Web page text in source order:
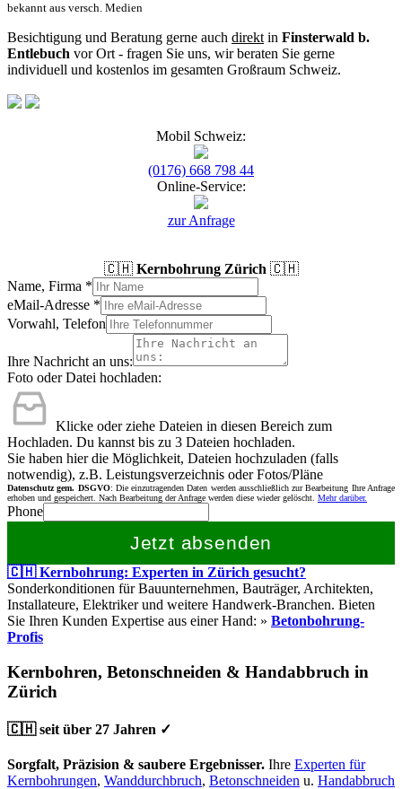
bekannt aus versch. Medien
Besichtigung und Beratung gerne auch direkt in Finsterwald b.
Entlebuch vor Ort - fragen Sie uns, wir beraten Sie gerne
individuell und kostenlos im gesamten Großraum Schweiz.
Mobil Schweiz:
(0176) 668 798 44
Online-Service:
zur Anfrage
🇨🇭 Kernbohrung Zürich 🇨🇭
Name, Firma *
eMail-Adresse *
Vorwahl, Telefon
Ihre Nachricht an uns:
Foto oder Datei hochladen:
Klicke oder ziehe Dateien in diesen Bereich zum
Hochladen. Du kannst bis zu 3 Dateien hochladen.
Sie haben hier die Möglichkeit, Dateien hochzuladen (falls
notwendig), z.B. Leistungsverzeichnis oder Fotos/Pläne
Datenschutz gem. DSGVO: Die einzutragenden Daten werden ausschließlich zur Bearbeitung Ihre Anfrage
erhoben und gespeichert. Nach Bearbeitung der Anfrage werden diese wieder gelöscht. Mehr darüber.
Phone
Jetzt absenden
🇨🇭 Kernbohrung: Experten in Zürich gesucht?
Sonderkonditionen für Bauunternehmen, Bauträger, Architekten,
Installateure, Elektriker und weitere Handwerk-Branchen. Bieten
Sie Ihren Kunden Expertise aus einer Hand: » Betonbohrung-
Profis
Kernbohren, Betonschneiden & Handabbruch in
Zürich
🇨🇭 seit über 27 Jahren ✓
Sorgfalt, Präzision & saubere Ergebnisser. Ihre Experten für
Kernbohrungen, Wanddurchbruch, Betonschneiden u. Handabbruch